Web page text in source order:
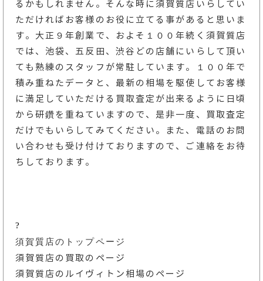
るかもしれません。そんな時に須賀質店いらしてい
ただければお客様のお役に立てる事があると思いま
す。大正９年創業で、およそ１００年続く須賀質店
では、池袋、五反田、渋谷どの店舗にいらして頂い
ても熟練のスタッフが常駐しています。１００年で
積み重ねたデータと、最新の相場を駆使してお客様
に満足していただける買取査定が出来るように日頃
から研鑽を重ねていますので、是非一度、買取査定
だけでもいらしてみてください。また、電話のお問
い合わせも受け付けておりますので、ご連絡をお待
ちしております。
?
須賀質店のトップページ
須賀質店の買取のページ
須賀質店のルイヴィトン相場のページ